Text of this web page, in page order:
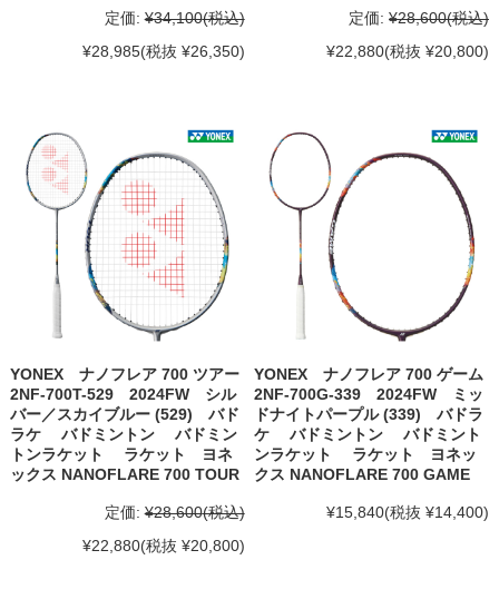
定価: ¥34,100(税込)
¥28,985(税抜 ¥26,350)
定価: ¥28,600(税込)
¥22,880(税抜 ¥20,800)
YONEX ナノフレア 700 ツアー
2NF-700T-529 2024FW シル
バー／スカイブルー (529) バド
ラケ バドミントン バドミン
トンラケット ラケット ヨネ
ックス NANOFLARE 700 TOUR
定価: ¥28,600(税込)
¥22,880(税抜 ¥20,800)
YONEX ナノフレア 700 ゲーム
2NF-700G-339 2024FW ミッ
ドナイトパープル (339) バドラ
ケ バドミントン バドミント
ンラケット ラケット ヨネッ
クス NANOFLARE 700 GAME
¥15,840(税抜 ¥14,400)